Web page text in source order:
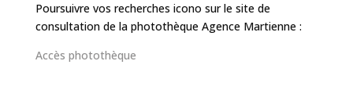
Poursuivre vos recherches icono sur le site de
consultation de la photothèque Agence Martienne :
Accès photothèque